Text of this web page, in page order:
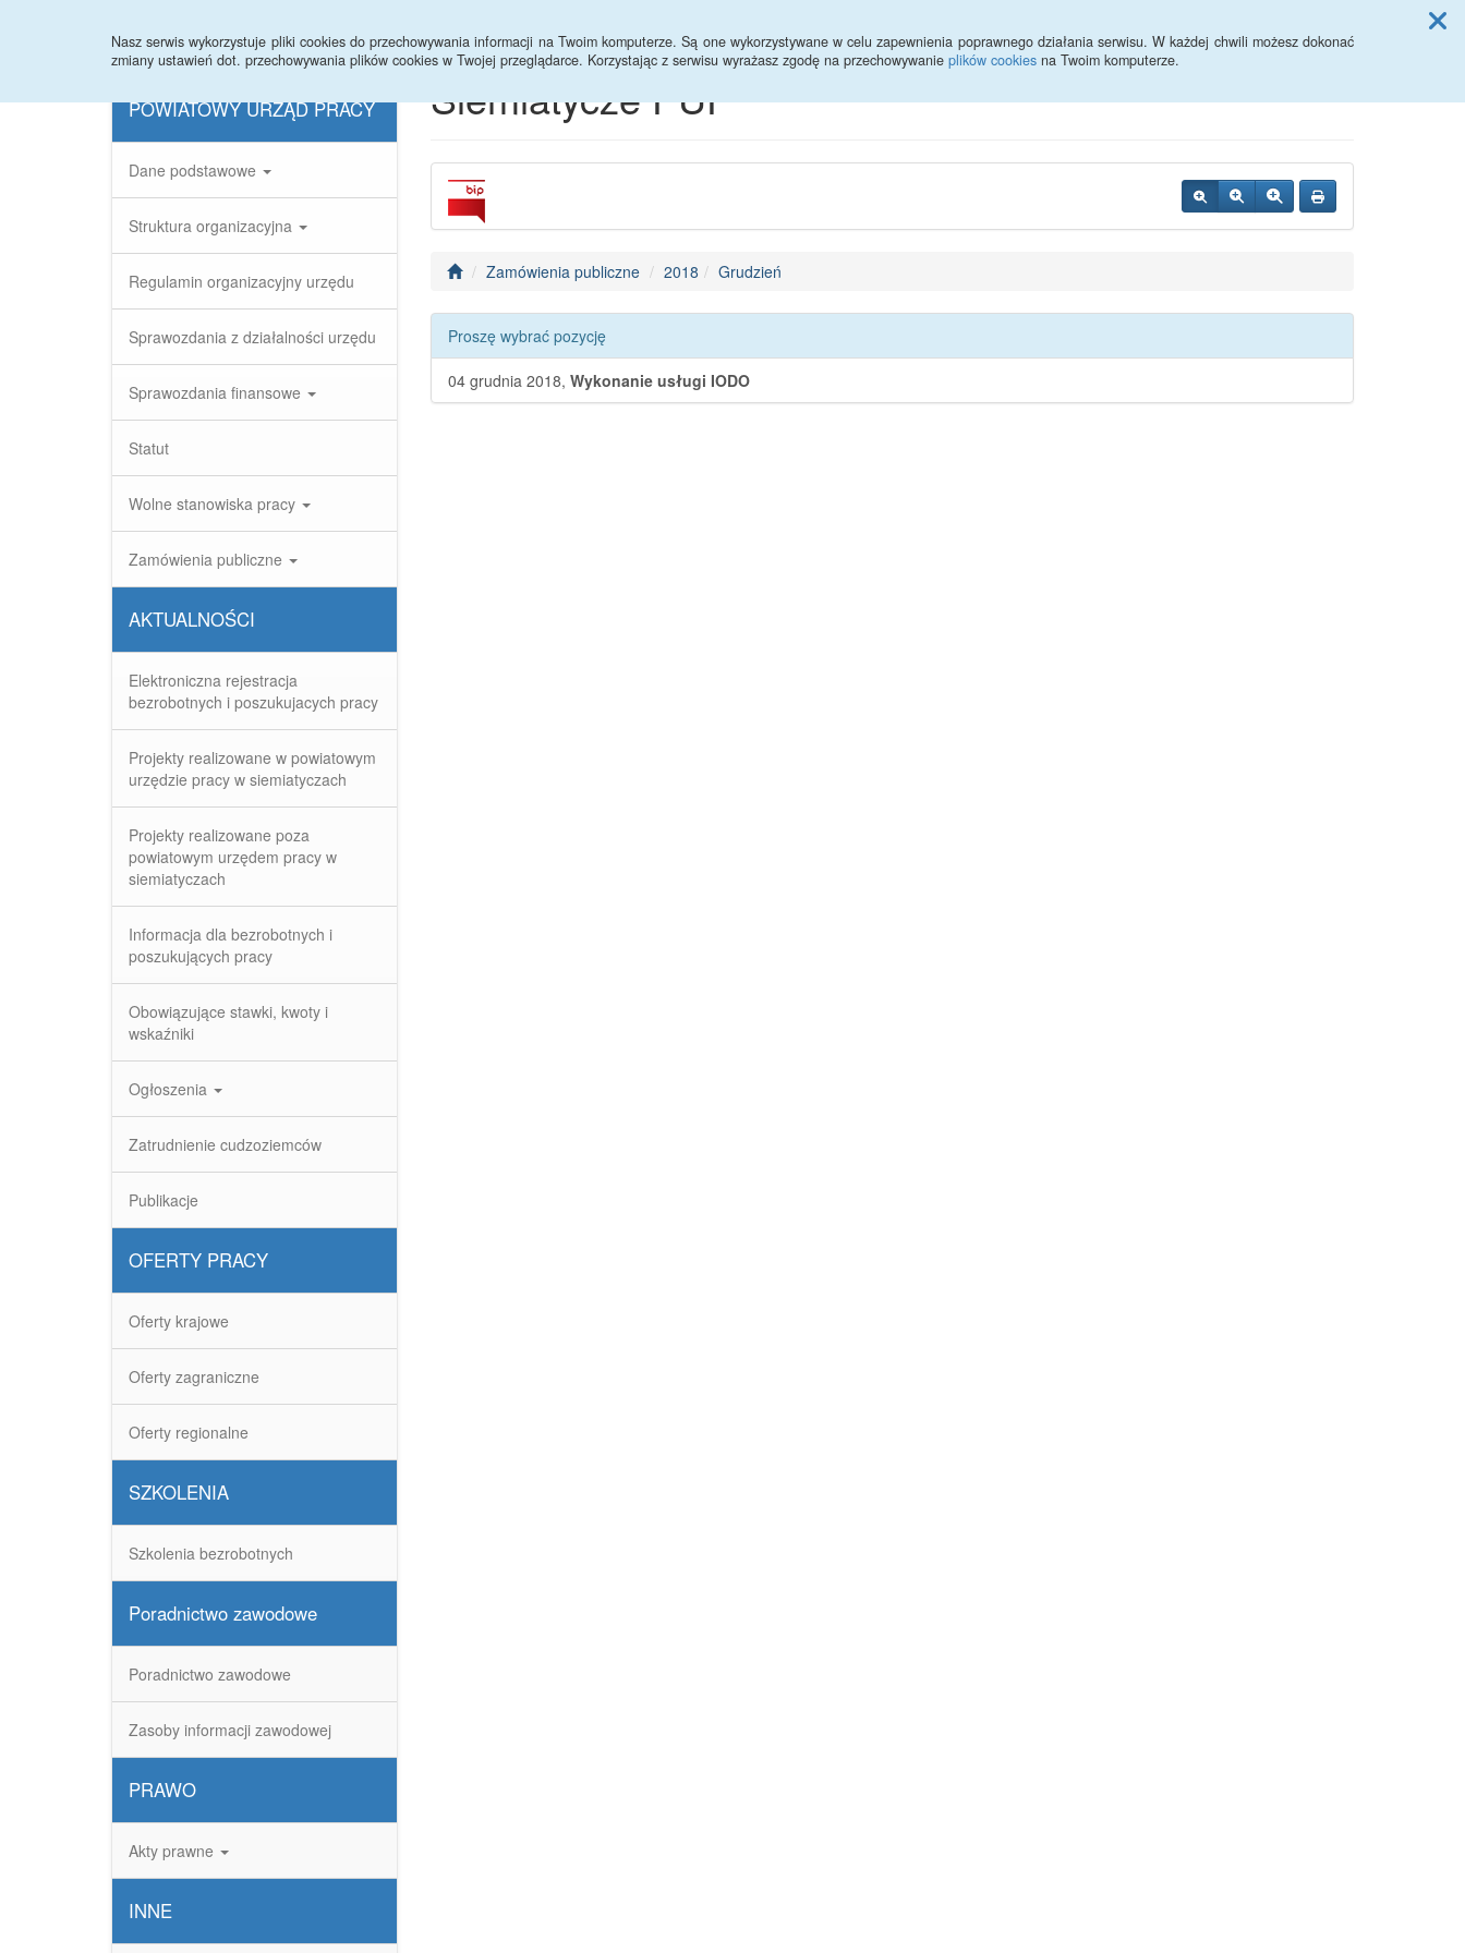
Nasz serwis wykorzystuje pliki cookies do przechowywania informacji na Twoim komputerze. Są one wykorzystywane w celu zapewnienia poprawnego działania serwisu. W każdej chwili możesz dokonać
zmiany ustawień dot. przechowywania plików cookies w Twojej przeglądarce. Korzystając z serwisu wyrażasz zgodę na przechowywanie plików cookies na Twoim komputerze.
POWIATOWY URZĄD PRACY
Dane podstawowe
Struktura organizacyjna
Regulamin organizacyjny urzędu
Sprawozdania z działalności urzędu
Sprawozdania finansowe
Statut
Wolne stanowiska pracy
Zamówienia publiczne
AKTUALNOŚCI
Elektroniczna rejestracja
bezrobotnych i poszukujacych pracy
Projekty realizowane w powiatowym
urzędzie pracy w siemiatyczach
Projekty realizowane poza
powiatowym urzędem pracy w
siemiatyczach
Informacja dla bezrobotnych i
poszukujących pracy
Obowiązujące stawki, kwoty i
wskaźniki
Ogłoszenia
Zatrudnienie cudzoziemców
Publikacje
OFERTY PRACY
Oferty krajowe
Oferty zagraniczne
Oferty regionalne
SZKOLENIA
Szkolenia bezrobotnych
Poradnictwo zawodowe
Poradnictwo zawodowe
Zasoby informacji zawodowej
PRAWO
Akty prawne
INNE
Siemiatycze PUP
Zamówienia publiczne 2018 Grudzień
Proszę wybrać pozycję
04 grudnia 2018, Wykonanie usługi IODO